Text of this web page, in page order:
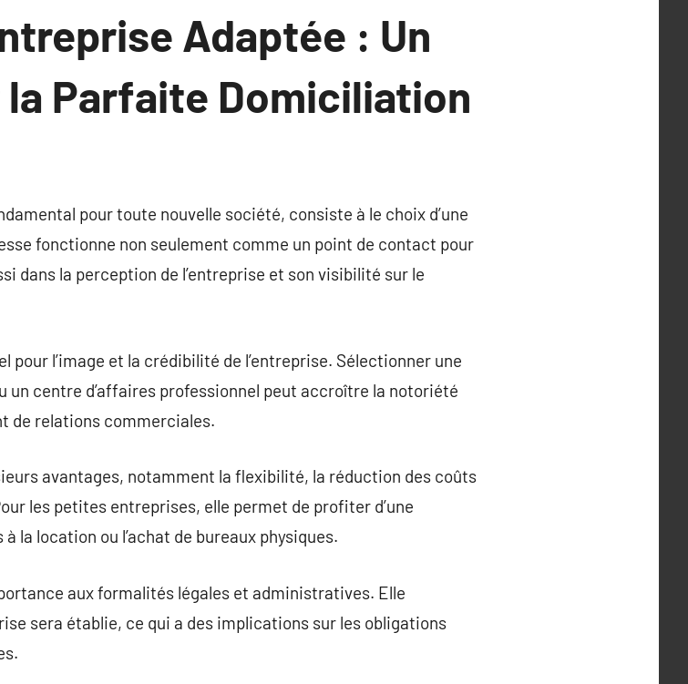
Adaptée : Un
la Parfaite Domiciliation
pour toute nouvelle société, consiste à le choix d’une
fonctionne non seulement comme un point de contact pour
dans la perception de l’entreprise et son visibilité sur le
l’image et la crédibilité de l’entreprise. Sélectionner une
un centre d’affaires professionnel peut accroître la notoriété
de relations commerciales.
avantages, notamment la flexibilité, la réduction des coûts
les petites entreprises, elle permet de profiter d’une
la location ou l’achat de bureaux physiques.
aux formalités légales et administratives. Elle
sera établie, ce qui a des implications sur les obligations